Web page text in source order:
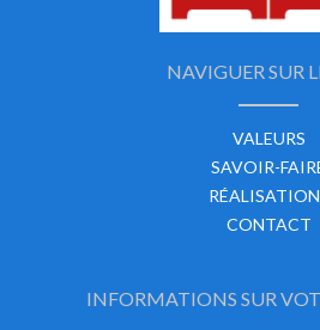
NAVIGUER SUR
VALEURS
SAVOIR-
CONTACT
INFORMATIONS SUR